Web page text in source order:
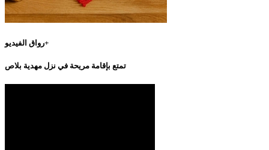
رواق الفيديو+
تمتع بإقامة مريحة في نزل مهدية بلاص